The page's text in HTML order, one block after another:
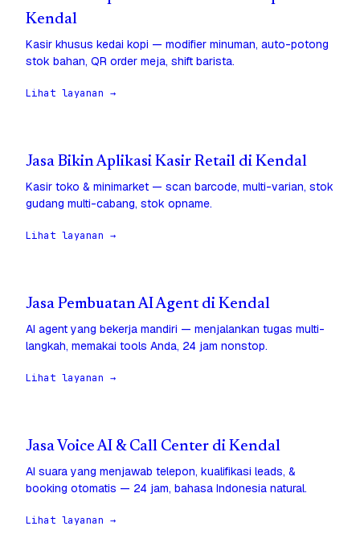
Kendal
Kasir khusus kedai kopi — modifier minuman, auto-potong
stok bahan, QR order meja, shift barista.
Lihat layanan →
Jasa Bikin Aplikasi Kasir Retail di Kendal
Kasir toko & minimarket — scan barcode, multi-varian, stok
gudang multi-cabang, stok opname.
Lihat layanan →
Jasa Pembuatan AI Agent di Kendal
AI agent yang bekerja mandiri — menjalankan tugas multi-
langkah, memakai tools Anda, 24 jam nonstop.
Lihat layanan →
Jasa Voice AI & Call Center di Kendal
AI suara yang menjawab telepon, kualifikasi leads, &
booking otomatis — 24 jam, bahasa Indonesia natural.
Lihat layanan →